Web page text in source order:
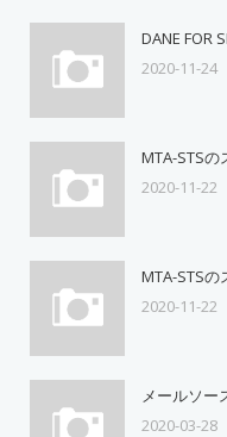
DANE FOR
2020-11-24
MTA-STS
2020-11-22
MTA-STSの
2020-11-22
メールソー
2020-03-28